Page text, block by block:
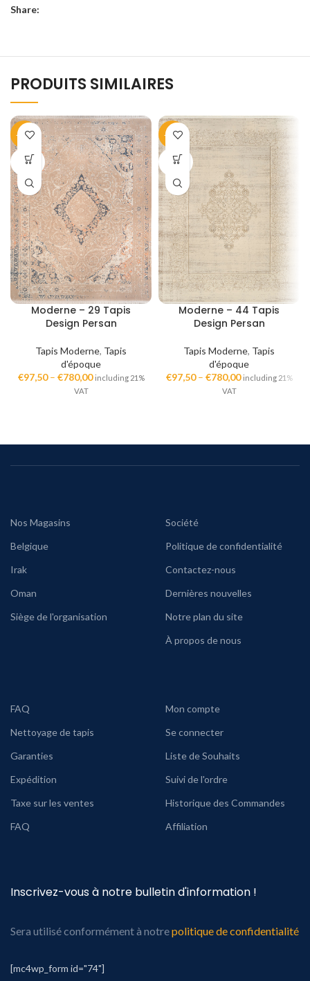
Share:
PRODUITS SIMILAIRES
-40%
SOLD
OUT
Moderne – 29 Tapis
Design Persan
Tapis Moderne, Tapis
d'époque
€97,50– €780,00 including 21%
VAT
-40%
SOLD
OUT
Moderne – 44 Tapis
Design Persan
Tapis Moderne, Tapis
d'époque
€97,50– €780,00 including 21%
VAT
Nos Magasins
Belgique
Irak
Oman
Siège de l'organisation
Société
Politique de confidentialité
Contactez-nous
Dernières nouvelles
Notre plan du site
À propos de nous
FAQ
Nettoyage de tapis
Garanties
Expédition
Taxe sur les ventes
FAQ
Mon compte
Se connecter
Liste de Souhaits
Suivi de l'ordre
Historique des Commandes
Affiliation
Inscrivez-vous à notre bulletin d'information !
Sera utilisé conformément à notrepolitique de confidentialité
[mc4wp_form id="74"]